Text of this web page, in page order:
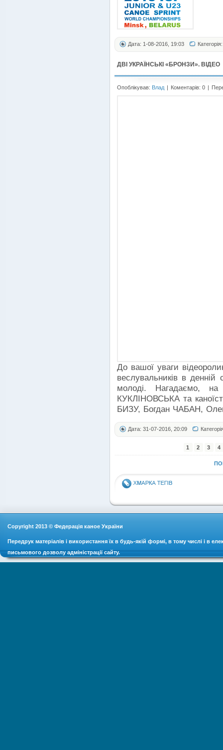
Дата: 1-08-2016, 19:03
ДВІ УКРАЇНСЬКІ «БРОНЗИ». ВІДЕО
Опоблікував: Влад | Коментарів: 0 |
До вашої уваги
веслувальників в денній
молоді. Нагадаємо,
КУКЛІНОВСЬКА та
БИЗУ, Богдан ЧАБАН,
Дата: 31-07-2016, 20:09
1 2 3 4
Copyright 2013 © Федерація каное України
Передрук матеріалів і використання їх в будь-якій формі, в тому числі і в
письмового дозволу адміністрації сайту.